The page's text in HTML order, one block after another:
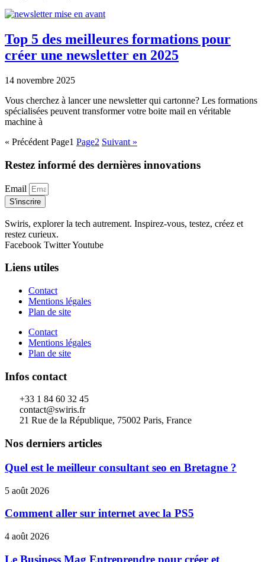
Top 5 des meilleures formations pour
créer une newsletter en 2025
14 novembre 2025
Vous cherchez à lancer une newsletter qui cartonne? Les formations
spécialisées peuvent transformer votre boite mail en véritable
machine à
« Précédent Page1 Page2 Suivant »
Restez informé des dernières innovations
Email
S'inscrire
Swiris, explorer la tech autrement. Inspirez-vous, testez, créez et
restez curieux.
Facebook TwitterYoutube
Liens utiles
Contact
Mentions légales
Plan de site
Contact
Mentions légales
Plan de site
Infos contact
+33 1 84 60 32 45
contact@swiris.fr
21 Rue de la République, 75002 Paris, France
Nos derniers articles
Quel est le meilleur consultant seo en Bretagne ?
5 août 2026
Comment aller sur internet avec la PS5
4 août 2026
Le Business Mag Entreprendre pour créer et